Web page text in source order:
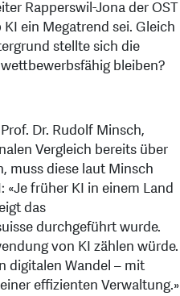
Rapperswil-Jona der OST
ein Megatrend sei. Gleich
stellte sich die
bleiben?
Dr. Rudolf Minsch,
Vergleich bereits über
muss diese laut Minsch
früher KI in einem Land
das
durchgeführt wurde.
von KI zählen würde.
digitalen Wandel – mit
effizienten Verwaltung.»